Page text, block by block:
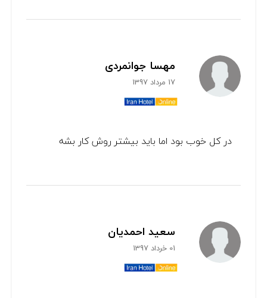
مهسا جوانمردی
17 مرداد 1397
در کل خوب بود اما باید بیشتر روش کار بشه
سعید احمدیان
01 خرداد 1397